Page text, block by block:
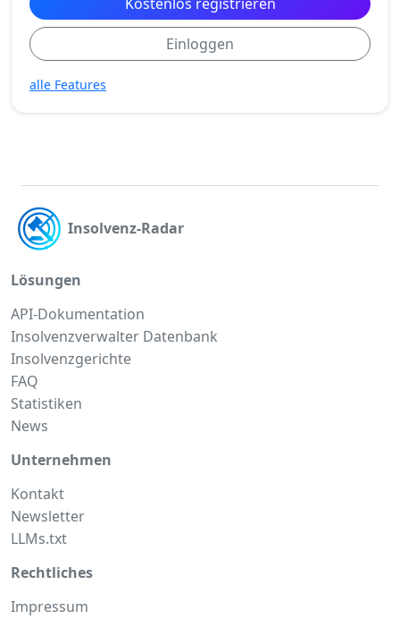
Einloggen
alle Features
Insolvenz-Radar
Lösungen
API-Dokumentation
Insolvenzverwalter Datenbank
Insolvenzgerichte
FAQ
Statistiken
News
Unternehmen
Kontakt
Newsletter
LLMs.txt
Rechtliches
Impressum